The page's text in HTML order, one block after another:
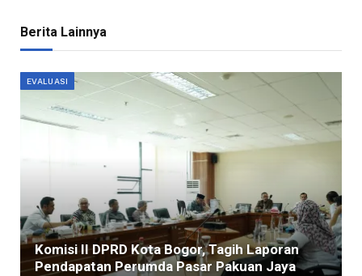
Berita Lainnya
EVALUASI
Komisi II DPRD Kota Bogor, Tagih Laporan
Pendapatan Perumda Pasar Pakuan Jaya